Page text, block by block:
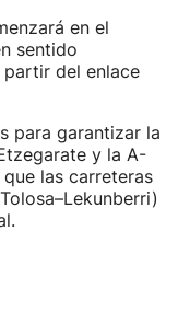
en el
sentido
del enlace
para garantizar la
y la A-
las carreteras